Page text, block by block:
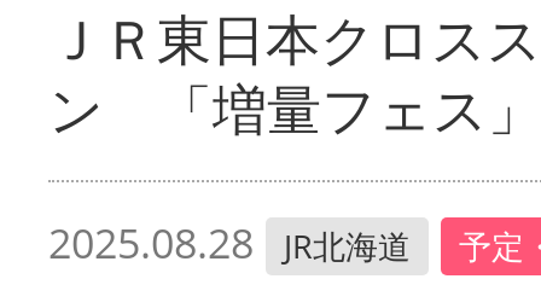
ＪＲ東日本クロス
ン 「増量フェス
2025.08.28 JR北海道 予定